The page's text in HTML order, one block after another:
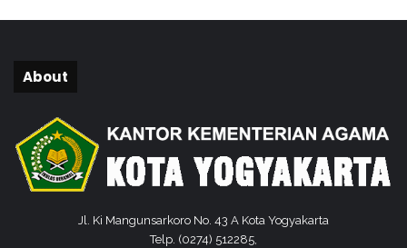
a
About
Jl. Ki Mangunsarkoro No. 43 A Kota Yogyakarta
Telp. (0274) 512285,